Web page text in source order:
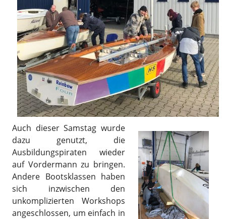
Auch dieser Samstag wurde
dazu genutzt, die
Ausbildungspiraten wieder
auf Vordermann zu bringen.
Andere Bootsklassen haben
sich inzwischen den
unkomplizierten Workshops
angeschlossen, um einfach in